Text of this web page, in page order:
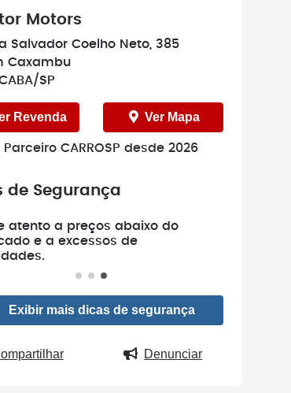
Motors
Salvador Coelho Neto, 385
Caxambu
SP
Revenda Ver Mapa
Parceiro CARROSP desde 2026
de Segurança
atento a preços abaixo do
e a excessos de
Exibir mais dicas de segurança
Denunciar